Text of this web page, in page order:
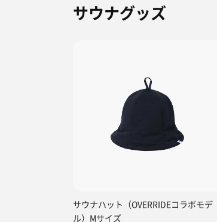
サウナグッズ
サウナハット（OVERRIDEコラボモデ
ル）Mサイズ